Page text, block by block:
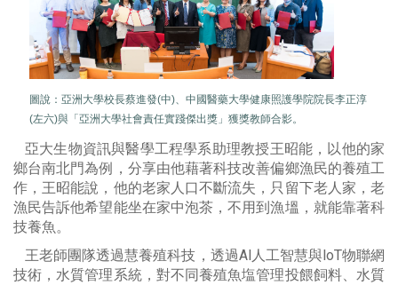
圖說： 亞洲大學校長蔡進發(中)、中國醫藥大學健康照護學院院長李正淳
(左六)與「亞洲大學社會責任實踐傑出獎」獲獎教師合影。
亞大生物資訊與醫學工程學系助理教授王昭能，以他的家
鄉台南北門為例，分享由他藉著科技改善偏鄉漁民的養殖工
作，王昭能說，他的老家人口不斷流失，只留下老人家，老
漁民告訴他希望能坐在家中泡茶，不用到漁塭，就能靠著科
技養魚。
王老師團隊透過慧養殖科技，透過Al人工智慧與loT物聯網
技術，水質管理系統，對不同養殖魚塩管理投餵飼料、水質